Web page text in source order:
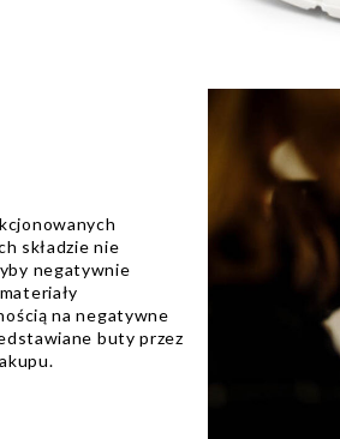
składzie nie
negatywnie
na negatywne
buty przez